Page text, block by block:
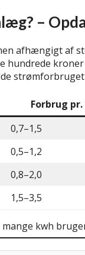
–
afhængigt af
strømforbruget
Forbrug
0,7–1,5
0,5–1,2
0,8–2,0
1,5–3,5